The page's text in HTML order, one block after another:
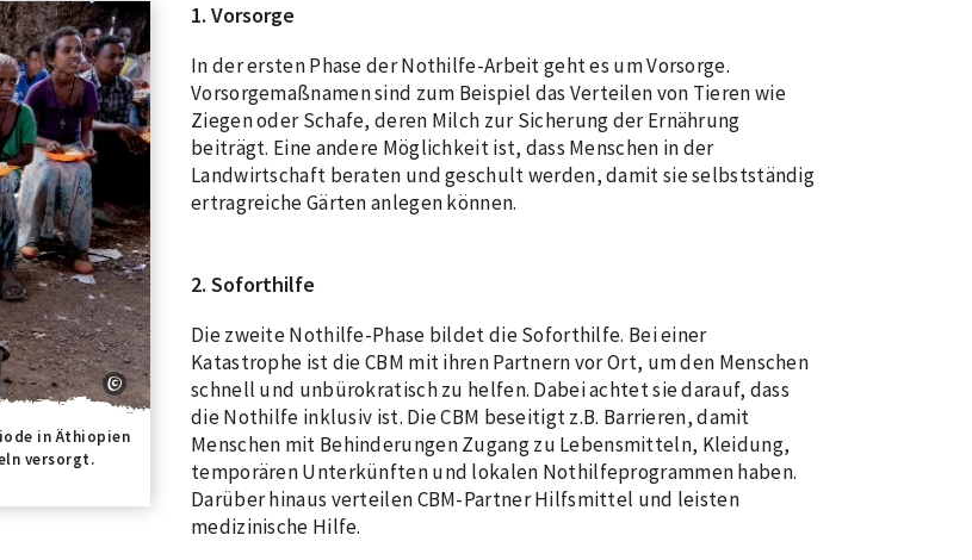
in Äthiopien
versorgt.
1. Vorsorge
In der ersten Phase der Nothilfe-Arbeit geht es um Vorsorge.
Vorsorgemaßnamen sind zum Beispiel das Verteilen von Tieren wie
Ziegen oder Schafe, deren Milch zur Sicherung der Ernährung
beiträgt. Eine andere Möglichkeit ist, dass Menschen in der
Landwirtschaft beraten und geschult werden, damit sie selbstständig
ertragreiche Gärten anlegen können.
2. Soforthilfe
Die zweite Nothilfe-Phase bildet die Soforthilfe. Bei einer
Katastrophe ist die CBM mit ihren Partnern vor Ort, um den Menschen
schnell und unbürokratisch zu helfen. Dabei achtet sie darauf, dass
die Nothilfe inklusiv ist. Die CBM beseitigt z.B. Barrieren, damit
Menschen mit Behinderungen Zugang zu Lebensmitteln, Kleidung,
temporären Unterkünften und lokalen Nothilfeprogrammen haben.
Darüber hinaus verteilen CBM-Partner Hilfsmittel und leisten
medizinische Hilfe.